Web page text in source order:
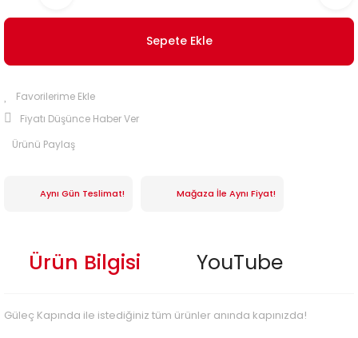
Sepete Ekle
Fiyatı Düşünce Haber Ver
Ürünü Paylaş
Aynı Gün Teslimat! Mağaza İle Aynı Fiyat!
Ürün Bilgisi YouTube
Güleç Kapında ile istediğiniz tüm ürünler anında kapınızda!